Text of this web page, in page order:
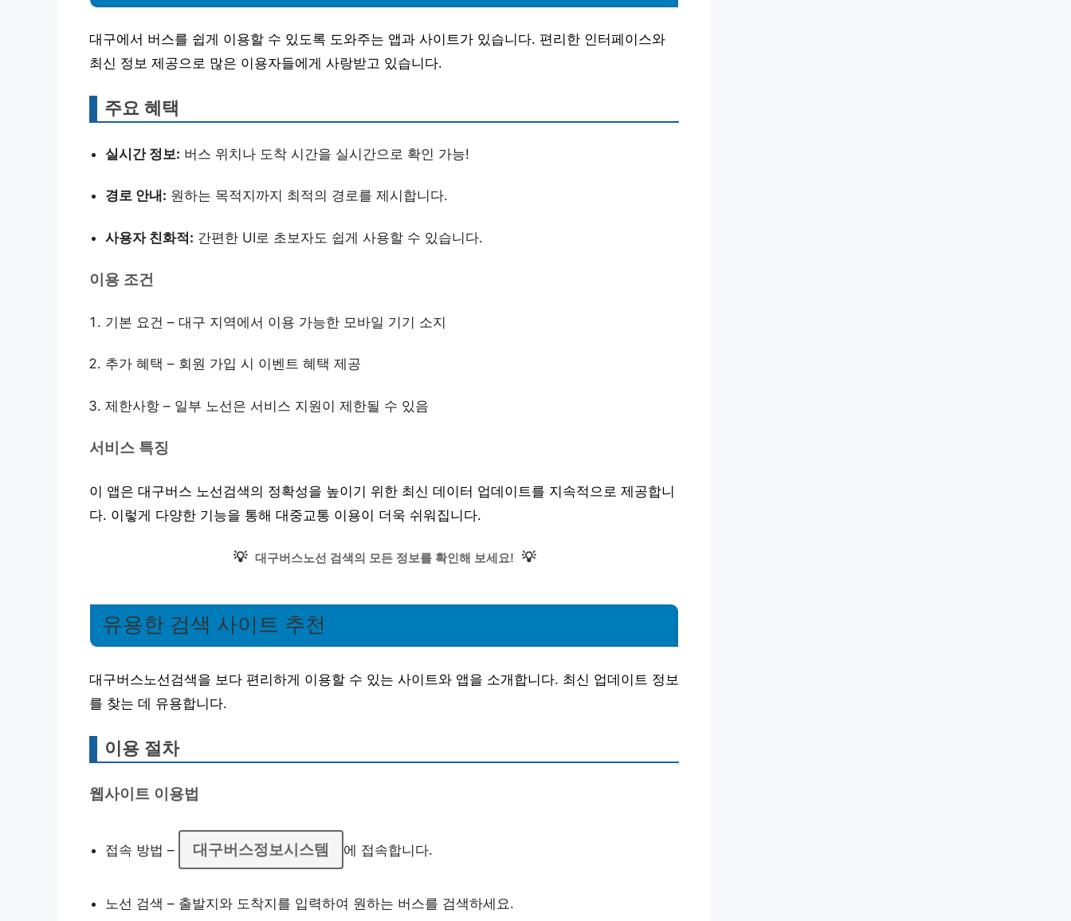
대구에서 버스를 쉽게 이용할 수 있도록 도와주는 앱과 사이트가 있습니다. 편리한 인터페이스와
최신 정보 제공으로 많은 이용자들에게 사랑받고 있습니다.
주요 혜택
실시간 정보: 버스 위치나 도착 시간을 실시간으로 확인 가능!
경로 안내: 원하는 목적지까지 최적의 경로를 제시합니다.
사용자 친화적: 간편한 UI로 초보자도 쉽게 사용할 수 있습니다.
이용 조건
기본 요건 – 대구 지역에서 이용 가능한 모바일 기기 소지
추가 혜택 – 회원 가입 시 이벤트 혜택 제공
제한사항 – 일부 노선은 서비스 지원이 제한될 수 있음
서비스 특징
이 앱은 대구버스 노선검색의 정확성을 높이기 위한 최신 데이터 업데이트를 지속적으로 제공합니
다. 이렇게 다양한 기능을 통해 대중교통 이용이 더욱 쉬워집니다.
💡 대구버스노선 검색의 모든 정보를 확인해 보세요! 💡
유용한 검색 사이트 추천
대구버스노선검색을 보다 편리하게 이용할 수 있는 사이트와 앱을 소개합니다. 최신 업데이트 정보
를 찾는 데 유용합니다.
이용 절차
웹사이트 이용법
접속 방법 – 대구버스정보시스템 에 접속합니다.
노선 검색 – 출발지와 도착지를 입력하여 원하는 버스를 검색하세요.